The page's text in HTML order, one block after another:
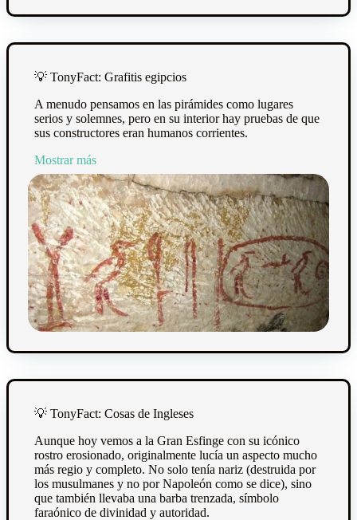
💡 TonyFact: Grafitis egipcios
A menudo pensamos en las pirámides como lugares
serios y solemnes, pero en su interior hay pruebas de que
sus constructores eran humanos corrientes.
Mostrar más
💡 TonyFact: Cosas de Ingleses
Aunque hoy vemos a la Gran Esfinge con su icónico
rostro erosionado, originalmente lucía un aspecto mucho
más regio y completo. No solo tenía nariz (destruida por
los musulmanes y no por Napoleón como se dice), sino
que también llevaba una barba trenzada, símbolo
faraónico de divinidad y autoridad.